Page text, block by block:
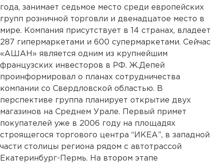
года, занимает седьмое место среди европейских
групп розничной торговли и двенадцатое место в
мире. Компания присутствует в 14 странах, владеет
287 гипермаркетами и 600 супермаркетами. Сейчас
«АШАН» является одним из крупнейшим
французских инвесторов в РФ. Ж.Депей
проинформировал о планах сотрудничества
компании со Свердловской областью. В
перспективе группа планирует открытие двух
магазинов на Среднем Урале. Первый примет
покупателей уже в 2006 году на площадях
строящегося торгового центра “ИКЕА”, в западной
части столицы региона рядом с автотрассой
Екатеринбург-Пермь. На втором этапе